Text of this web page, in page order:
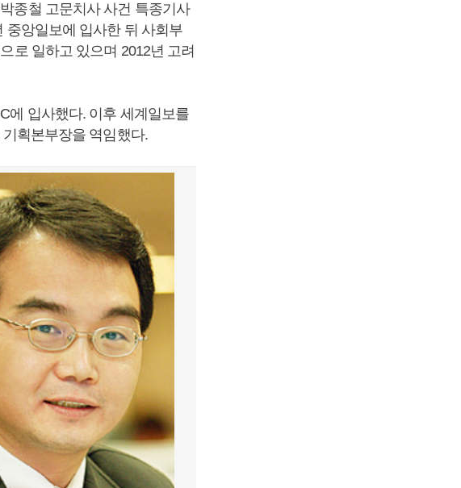
종철 고문치사 사건 특종기사
중앙일보에 입사한 뒤 사회부
로 일하고 있으며 2012년 고려
에 입사했다. 이후 세계일보를
획본부장을 역임했다.